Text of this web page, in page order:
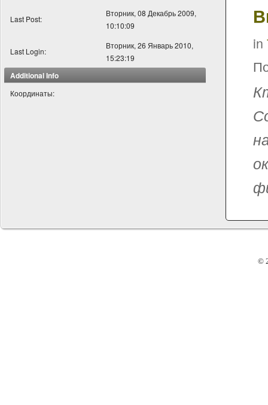
Last Post:
Вторник, 08 Декабрь 2009,
10:10:09
Last Login:
Вторник, 26 Январь 2010,
15:23:19
Additional Info
Координаты:
in
©